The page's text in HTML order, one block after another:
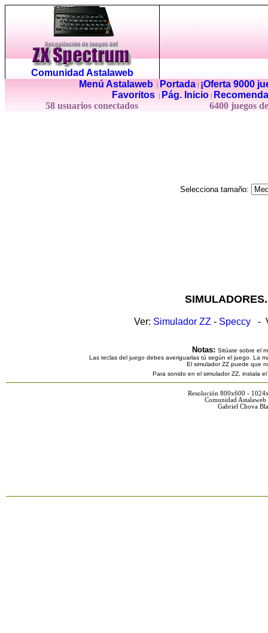
Comunidad Astalaweb
Menú Astalaweb| Portada|
¡Oferta 9000
Favoritos
Pág. Inicio
58 usuarios conectados
6400 juegos
Selecciona tamaño:
Ver: Simulador ZZ - Speccy -
Notas: Sitúate sobre el
Las teclas del juego debes averiguarlas tú según el juego. La
El simulador ZZ puede que
Para sonido en el simulador ZZ, instala
Resolución 800x600 -
Comunidad
Gabriel Chova